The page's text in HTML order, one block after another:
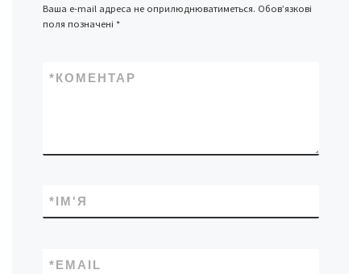
Ваша e-mail адреса не оприлюднюватиметься. Обов’язкові
поля позначені *
КОМЕНТАР
*
ІМ'Я
*
EMAIL
*